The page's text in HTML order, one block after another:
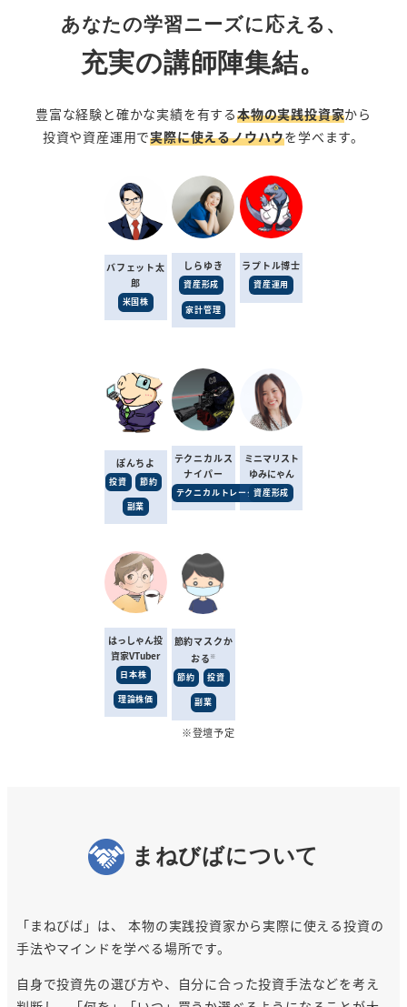
あなたの学習ニーズに応える、
充実の講師陣集結。
豊富な経験と確かな実績を有する本物の実践投資家から
投資や資産運用で実際に使えるノウハウを学べます。
バフェット太
郎
米国株
しらゆき
資産形成
家計管理
ラプトル博士
資産運用
ぽんちよ
投資 節約
副業
テクニカルス
ナイパー
テクニカルトレーダー
ミニマリスト
ゆみにゃん
資産形成
はっしゃん投
資家VTuber
日本株
理論株価
節約マスクか
おる ※
節約 投資
副業
※登壇予定
まねびばについて
「まねびば」は、 本物の実践投資家から実際に使える投資の
手法やマインドを学べる場所です。
自身で投資先の選び方や、自分に合った投資手法などを考え